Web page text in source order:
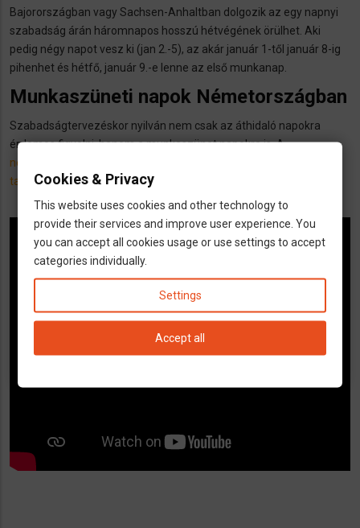
Bajorországban vagy Sachsen-Anhaltban dolgozik az egy napnyi
szabadság árán háromnapos hosszú hétvégének örülhet. Aki
pedig négy napot vesz ki (jan 2.-5), az akár január 1-től január 8-ig
pihenhet és hétfő, január 9.-e lenne az első munkanap.
Munkaszüneti napok Németországban
Szabadságtervezéskor nyilván nem csak az áthidaló napokra
érdemes figyelni, hanem a munkaszünet napokra is. A
németországi munkaszüneti napok
találod meg
Cookies & Privacy
This website uses cookies and other technology to
provide their services and improve user experience. You
you can accept all cookies usage or use settings to accept
categories individually.
Settings
Accept all